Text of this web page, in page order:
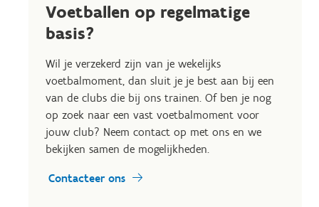
Voetballen op regelmatige
basis?
Wil je verzekerd zijn van je wekelijks
voetbalmoment, dan sluit je je best aan bij een
van de clubs die bij ons trainen. Of ben je nog
op zoek naar een vast voetbalmoment voor
jouw club? Neem contact op met ons en we
bekijken samen de mogelijkheden.
Contacteer ons